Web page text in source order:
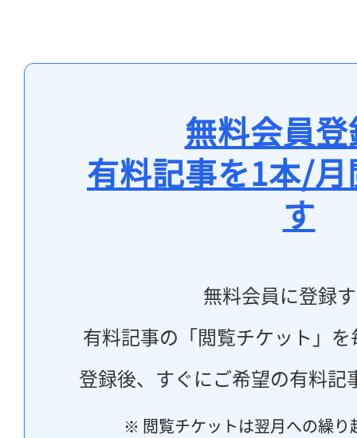
無料会員
有料記事を1本/
す
無料会員に登録
有料記事の「閲覧チケット」
登録後、すぐにご希望の有料記
※ 閲覧チケットは翌月への繰り